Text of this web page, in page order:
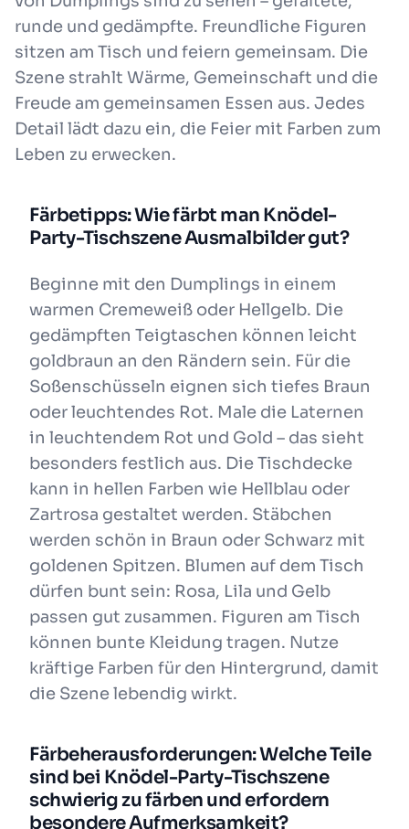
runde und gedämpfte. Freundliche Figuren
sitzen am Tisch und feiern gemeinsam. Die
Szene strahlt Wärme, Gemeinschaft und die
Freude am gemeinsamen Essen aus. Jedes
Detail lädt dazu ein, die Feier mit Farben zum
Leben zu erwecken.
Färbetipps: Wie färbt man Knödel-
Party-Tischszene Ausmalbilder gut?
Beginne mit den Dumplings in einem
warmen Cremeweiß oder Hellgelb. Die
gedämpften Teigtaschen können leicht
goldbraun an den Rändern sein. Für die
Soßenschüsseln eignen sich tiefes Braun
oder leuchtendes Rot. Male die Laternen
in leuchtendem Rot und Gold – das sieht
besonders festlich aus. Die Tischdecke
kann in hellen Farben wie Hellblau oder
Zartrosa gestaltet werden. Stäbchen
werden schön in Braun oder Schwarz mit
goldenen Spitzen. Blumen auf dem Tisch
dürfen bunt sein: Rosa, Lila und Gelb
passen gut zusammen. Figuren am Tisch
können bunte Kleidung tragen. Nutze
kräftige Farben für den Hintergrund, damit
die Szene lebendig wirkt.
Färbeherausforderungen: Welche Teile
sind bei Knödel-Party-Tischszene
schwierig zu färben und erfordern
besondere Aufmerksamkeit?